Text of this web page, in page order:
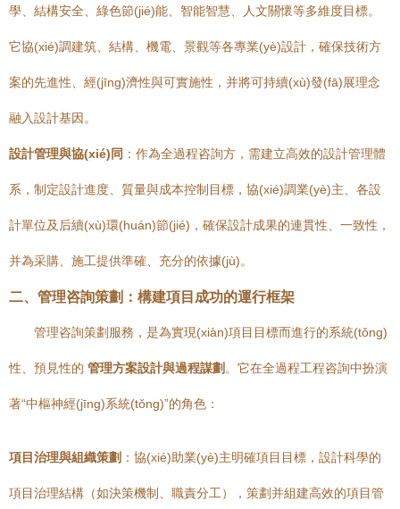
學、結構安全、綠色節(jié)能、智能智慧、人文關懷等多維度目標。
它協(xié)調建筑、結構、機電、景觀等各專業(yè)設計，確保技術方
案的先進性、經(jīng)濟性與可實施性，并將可持續(xù)發(fā)展理念
融入設計基因。
設計管理與協(xié)同 ：作為全過程咨詢方，需建立高效的設計管理體
系，制定設計進度、質量與成本控制目標，協(xié)調業(yè)主、各設
計單位及后續(xù)環(huán)節(jié)，確保設計成果的連貫性、一致性，
并為采購、施工提供準確、充分的依據(jù)。
二、管理咨詢策劃：構建項目成功的運行框架
管理咨詢策劃服務，是為實現(xiàn)項目目標而進行的系統(tǒng)
性、預見性的 管理方案設計與過程謀劃 。它在全過程工程咨詢中扮演
著“中樞神經(jīng)系統(tǒng)”的角色：
項目治理與組織策劃 ：協(xié)助業(yè)主明確項目目標，設計科學的
項目治理結構（如決策機制、職責分工），策劃并組建高效的項目管